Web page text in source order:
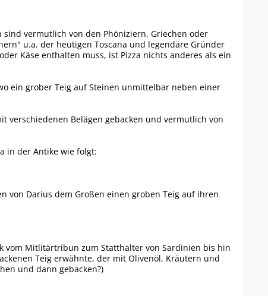
vermutlich von den Phöniziern, Griechen oder
u.a. der heutigen Toscana und legendäre Gründer
Käse enthalten muss, ist Pizza nichts anderes als ein
ein grober Teig auf Steinen unmittelbar neben einer
verschiedenen Belägen gebacken und vermutlich von
in der Antike wie folgt:
von Darius dem Großen einen groben Teig auf ihren
vom Mitlitärtribun zum Statthalter von Sardinien bis hin
Teig erwähnte, der mit Olivenöl, Kräutern und
und dann gebacken?)